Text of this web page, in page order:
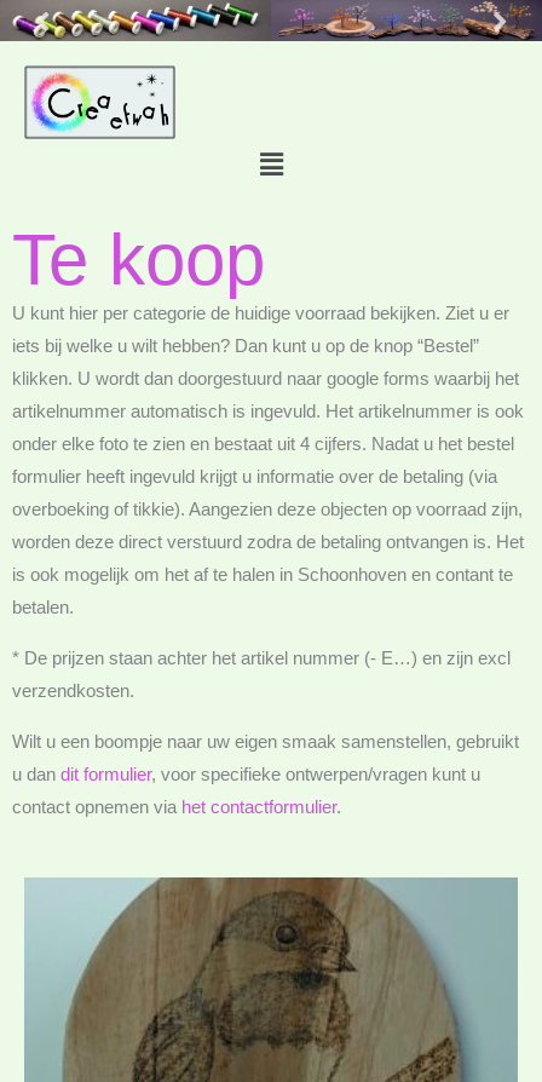
Skip
to
content
Main
Te koop
U kunt hier per categorie de huidige voorraad bekijken. Ziet u er
iets bij welke u wilt hebben? Dan kunt u op de knop “Bestel”
klikken. U wordt dan doorgestuurd naar google forms waarbij het
artikelnummer automatisch is ingevuld. Het artikelnummer is ook
onder elke foto te zien en bestaat uit 4 cijfers. Nadat u het bestel
formulier heeft ingevuld krijgt u informatie over de betaling (via
overboeking of tikkie). Aangezien deze objecten op voorraad zijn,
worden deze direct verstuurd zodra de betaling ontvangen is. Het
is ook mogelijk om het af te halen in Schoonhoven en contant te
betalen.
* De prijzen staan achter het artikel nummer (- E…) en zijn excl
verzendkosten.
Wilt u een boompje naar uw eigen smaak samenstellen, gebruikt
u dan dit formulier, voor specifieke ontwerpen/vragen kunt u
contact opnemen via het contactformulier.